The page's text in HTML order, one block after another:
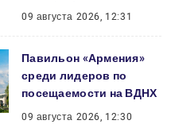
09 августа 2026, 12:31
Павильон «Армения»
среди лидеров по
посещаемости на ВДНХ
09 августа 2026, 12:30